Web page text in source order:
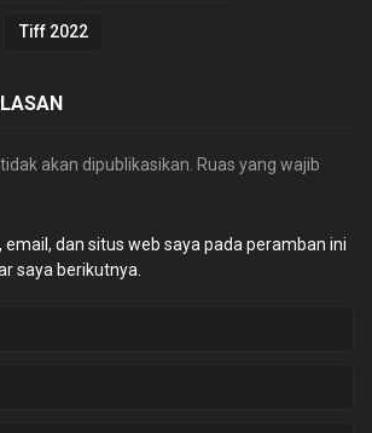
Tiff 2022
akan dipublikasikan. Ruas yang wajib
email, dan situs web saya pada peramban ini
saya berikutnya.